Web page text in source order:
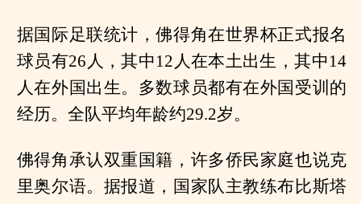
据国际足联统计，佛得角在世界杯正式报名
球员有26人，其中12人在本土出生，其中14
人在外国出生。多数球员都有在外国受训的
经历。全队平均年龄约29.2岁。
佛得角承认双重国籍，许多侨民家庭也说克
里奥尔语。据报道，国家队主教练布比斯塔